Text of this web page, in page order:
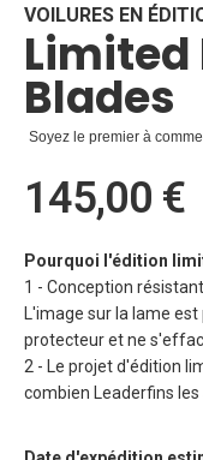
beginning
of
the
images
gallery
VOILURES EN
Limited
Blades
Soyez le premier à
145,00 €
Pourquoi l'édition
1 - Conception
L'image sur la lame
protecteur et ne
2 - Le projet d'édition
combien Leaderfins les